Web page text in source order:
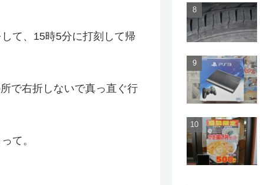
て、15時5分に打刻して帰
で右折しないで真っ直ぐ行
て。